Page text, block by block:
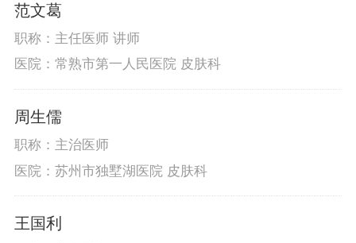
范文葛
职称：主任医师 讲师
医院：常熟市第一人民医院 皮肤科
周生儒
职称：主治医师
医院：苏州市独墅湖医院 皮肤科
王国利